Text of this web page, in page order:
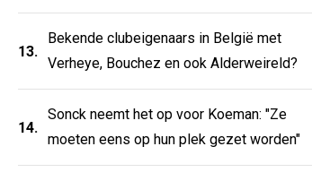
13.
Bekende clubeigenaars in België met
Verheye, Bouchez en ook Alderweireld?
14.
Sonck neemt het op voor Koeman: "Ze
moeten eens op hun plek gezet worden"